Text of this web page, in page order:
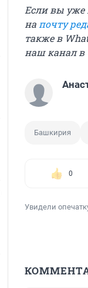
Если вы уже
на почту
также в
наш канал в
Башкирия
0
Увидели